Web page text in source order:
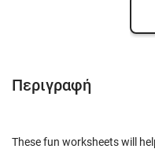
Περιγραφή
These fun worksheets will